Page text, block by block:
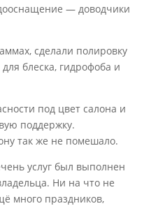
— доводчики
сделали полировку
блеска, гидрофоба и
под цвет салона и
поддержку.
так же не помешало.
услуг был выполнен
Ни на что не
много праздников,